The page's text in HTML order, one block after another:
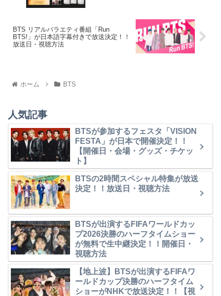
BTS リアルバラエティ番組「Run
BTS!」が日本語字幕付きで放送決定！！
放送日・視聴方法
ホーム BTS
人気記事
BTSが参加するフェスタ「VISION
FESTA」が日本で開催決定！！
【開催日・会場・グッズ・チケッ
ト】
BTSの2時間スペシャル特集が放送
決定！！放送日・視聴方法
BTSが出演するFIFAワールドカッ
プ2026決勝のハーフタイムショー
が無料で生中継決定！！開催日・
視聴方法
【地上波】BTSが出演するFIFAワ
ールドカップ決勝のハーフタイム
ショーがNHKで放送決定！！【視